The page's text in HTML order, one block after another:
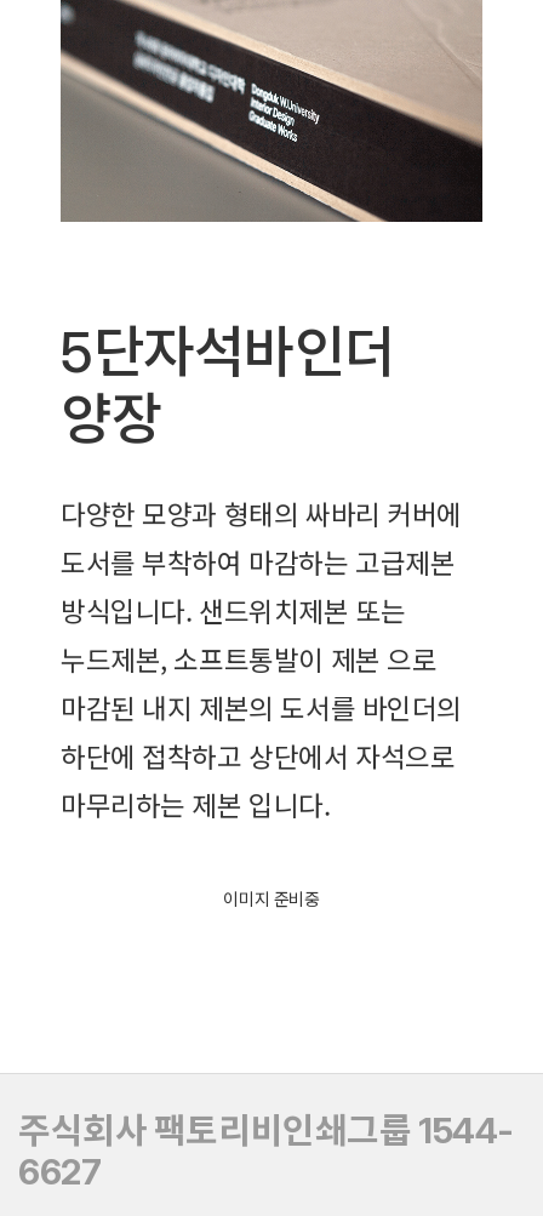
5단자석바인더
양장
다양한 모양과 형태의 싸바리 커버에
도서를 부착하여 마감하는 고급제본
방식입니다. 샌드위치제본 또는
누드제본, 소프트통발이 제본 으로
마감된 내지 제본의 도서를 바인더의
하단에 접착하고 상단에서 자석으로
마무리하는 제본 입니다.
이미지 준비중
주식회사 팩토리비인쇄그룹 1544-
6627